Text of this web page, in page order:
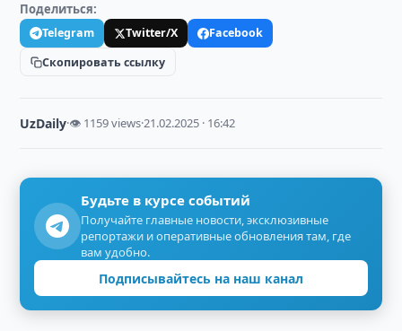
Поделиться:
Telegram Twitter/X
Facebook
Скопировать ссылку
UzDaily·👁 1159 views·21.02.2025 · 16:42
Будьте в курсе событий
Получайте главные новости, эксклюзивные
репортажи и оперативные обновления там, где
вам удобно.
Подписывайтесь на наш канал